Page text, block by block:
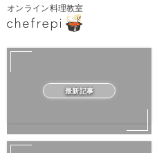
オンライン料理教室
最新記事